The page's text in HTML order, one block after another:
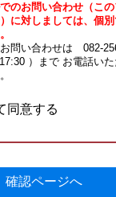
のお問い合わせ（こ
に対しましては、個
問い合わせは 082-
）まで お電話いた
同意する
確認ページへ